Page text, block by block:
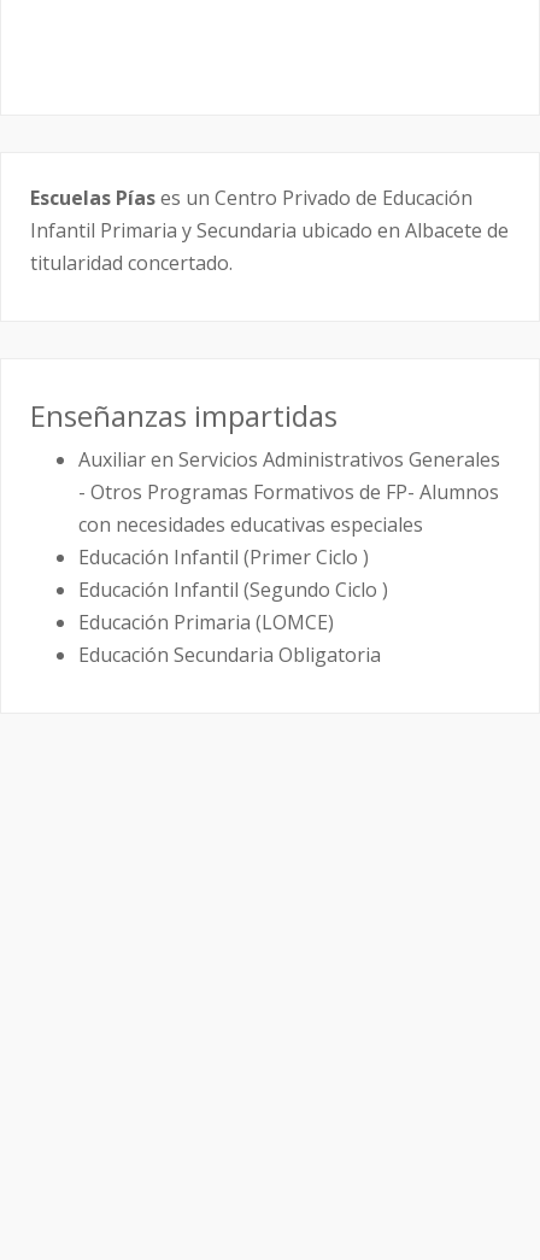
Escuelas Píases un Centro Privado de Educación
Infantil Primaria y Secundaria ubicado en Albacete de
titularidad concertado.
Enseñanzas impartidas
Auxiliar en Servicios Administrativos Generales
- Otros Programas Formativos de FP- Alumnos
con necesidades educativas especiales
Educación Infantil (Primer Ciclo )
Educación Infantil (Segundo Ciclo )
Educación Primaria (LOMCE)
Educación Secundaria Obligatoria